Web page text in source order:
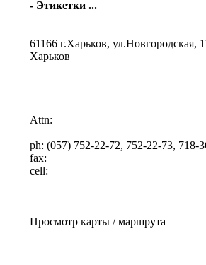
- Этикетки ...
61166 г.Харьков, ул.Новгородская,
Харьков
Attn:
ph: (057) 752-22-72, 752-22-73, 718-
fax:
cell:
Просмотр карты / маршрута